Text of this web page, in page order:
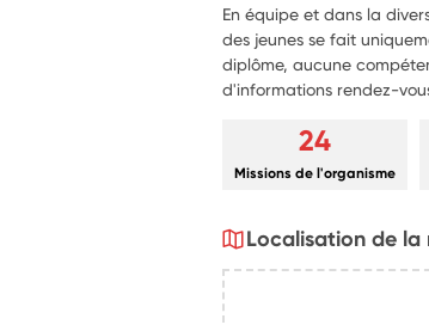
En équipe et dans la
des jeunes se fait
diplôme, aucune
d'informations rendez-
24
Missions de l'organisme
Localisation de la